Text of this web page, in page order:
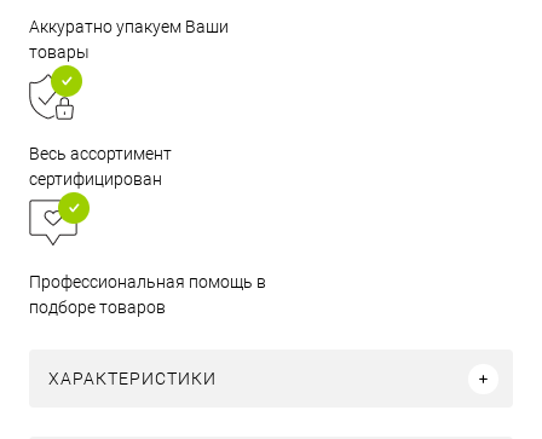
Аккуратно упакуем Ваши
товары
Весь ассортимент
сертифицирован
Профессиональная помощь в
подборе товаров
ХАРАКТЕРИСТИКИ